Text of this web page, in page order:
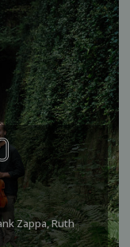
Zappa, Ruth